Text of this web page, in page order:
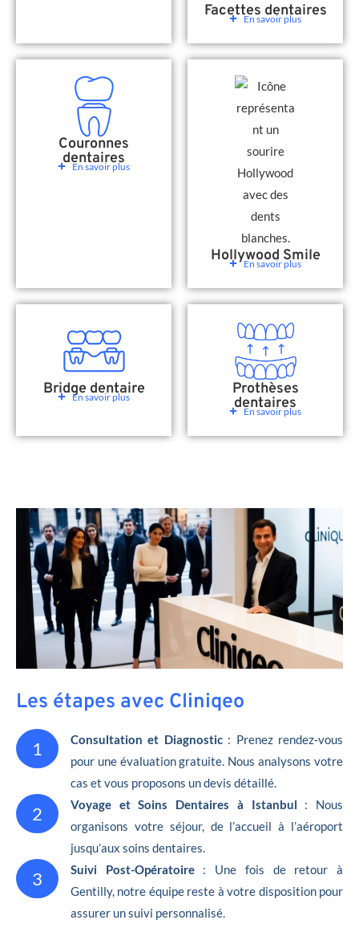
Facettes dentaires
En savoir plus
Couronnes
dentaires
En savoir plus
Hollywood Smile
En savoir plus
Bridge dentaire
En savoir plus Prothèses
dentaires
En savoir plus
Les étapes avec Cliniqeo
1 Consultation et Diagnostic: Prenez rendez-vous
pour une évaluation gratuite. Nous analysons votre
cas et vous proposons un devis détaillé.
2 Voyage et Soins Dentaires à Istanbul : Nous
organisons votre séjour, de l’accueil à l’aéroport
jusqu’aux soins dentaires.
3 Suivi Post-Opératoire : Une fois de retour à
Gentilly, notre équipe reste à votre disposition pour
assurer un suivi personnalisé.